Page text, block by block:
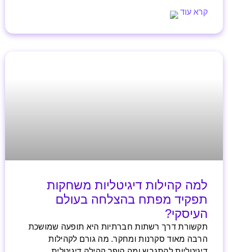
קרא עוד
למה קהילות דיגיטליות משחקות
תפקיד מפתח בהצלחה בעולם
העיסקי?
תקשורת דרך רשתות חברתיות היא תופעה שמושכת
הרבה מאוד סקרנות ומחקר. מה גורם לקהילות